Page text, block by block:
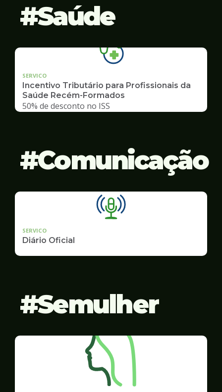
Saúde
SERVICO
Incentivo Tributário para Profissionais da
Saúde Recém-Formados
50% de desconto no ISS
Comunicação
SERVICO
Diário Oficial
Semulher